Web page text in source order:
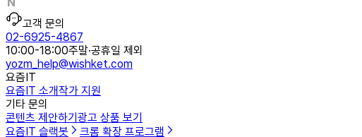
고객 문의
02-6925-4867
10:00-18:00주말·공휴일 제외
yozm_help@wishket.com
요즘IT
요즘IT 소개작가 지원
기타 문의
콘텐츠 제안하기 광고 상품 보기
요즘IT 슬랙봇
크롬 확장 프로그램